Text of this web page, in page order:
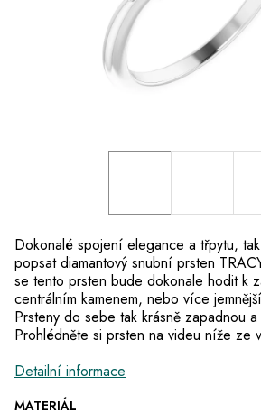
MATERIÁL
Dokonalé spojení elegance a třpytu,
popsat diamantový snubní prsten
se tento prsten bude dokonale hodit k
centrálním kamenem, nebo více
Prsteny do sebe tak krásně zapadnou
Prohlédněte si prsten na videu níže ze
Detailní informace